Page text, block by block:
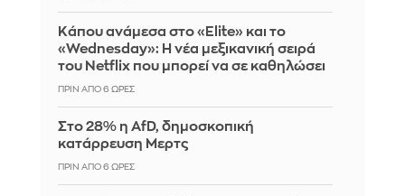
Κάπου ανάμεσα στο «Elite» και το
«Wednesday»: Η νέα μεξικανική σειρά
του Netflix που μπορεί να σε καθηλώσει
ΠΡΙΝ ΑΠΌ 6 ΏΡΕΣ
Στο 28% η AfD, δημοσκοπική
κατάρρευση Μερτς
ΠΡΙΝ ΑΠΌ 6 ΏΡΕΣ